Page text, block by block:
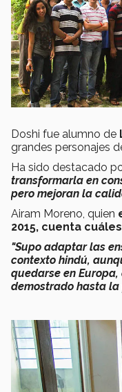
Doshi fue alumno de
grandes personajes
Ha sido destacado
transformarla en
pero mejoran la
Airam Moreno, quien
2015, cuenta
"Supo adaptar las
contexto hindú,
quedarse en
demostrado hasta la